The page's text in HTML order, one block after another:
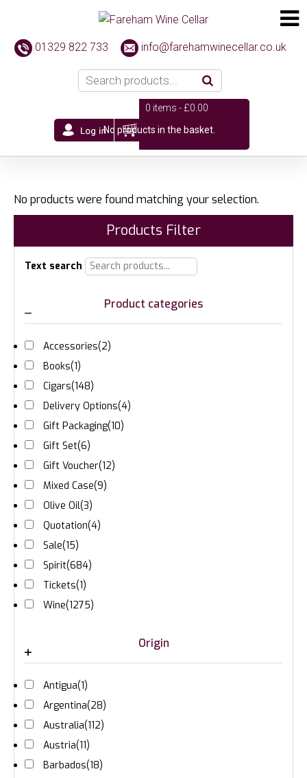
01329 822 733 info@farehamwinecellar.co.uk
0 items -£0.00
No products in the basket.
No products were found matching your selection.
Products Filter
Text search
Product categories
Accessories(2)
Books(1)
Cigars(148)
Delivery Options(4)
Gift Packaging(10)
Gift Set(6)
Gift Voucher(12)
Mixed Case(9)
Olive Oil(3)
Quotation(4)
Sale(15)
Spirit(684)
Tickets(1)
Wine(1275)
Origin
Antigua(1)
Argentina(28)
Australia(112)
Austria(11)
Barbados(18)